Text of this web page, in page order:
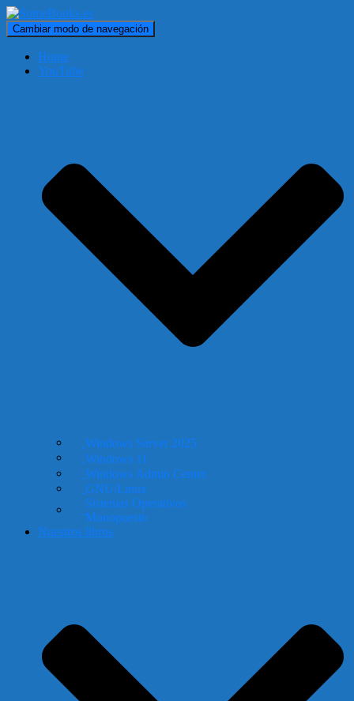
Cambiar modo de navegación
Home
YouTube
Windows Server 2025
Windows 11
Windows Admin Center
GNU/Linux
Sistemas Operativos
Monopuesto
Nuestros libros